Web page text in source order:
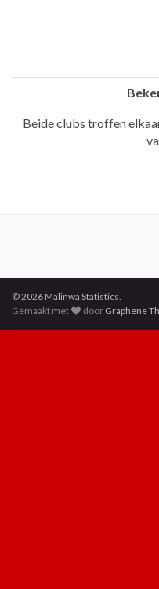
Beide clubs troffen
© 2026 Malinwa Statistics.
Gemaakt met
door Graphene